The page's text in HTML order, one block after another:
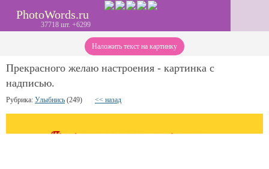
PhotoWords.ru
37718 шт. +6299
Наложить текст на картинку
Прекрасного желаю настроения - картинка с
надписью.
Рубрика: Улыбнись (249) << назад